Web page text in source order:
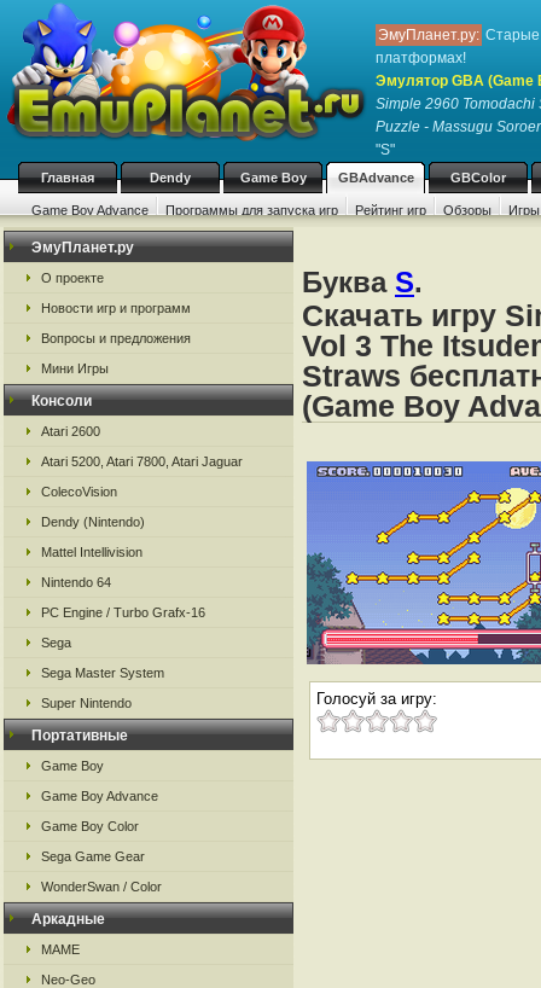
ЭмуПланет.ру: Старые
платформах!
Эмулятор GBA (Game
Simple 2960 Tomodachi
Puzzle - Massugu
"S"
Главная Dendy Game Boy GBAdvance GBColor
Game Boy Advance Программы для запуска игр Рейтинг игр Обзоры
ЭмуПланет.ру
О проекте
Новости игр и программ
Вопросы и предложения
Мини Игры
Консоли
Atari 2600
Atari 5200, Atari 7800, Atari Jaguar
ColecoVision
Dendy (Nintendo)
Mattel Intellivision
Nintendo 64
PC Engine / Turbo Grafx-16
Sega
Sega Master System
Super Nintendo
Портативные
Game Boy
Game Boy Advance
Game Boy Color
Sega Game Gear
WonderSwan / Color
Аркадные
MAME
Neo-Geo
Буква S.
Скачать игру
Vol 3 The
Straws
(Game Boy
Голосуй за игру: